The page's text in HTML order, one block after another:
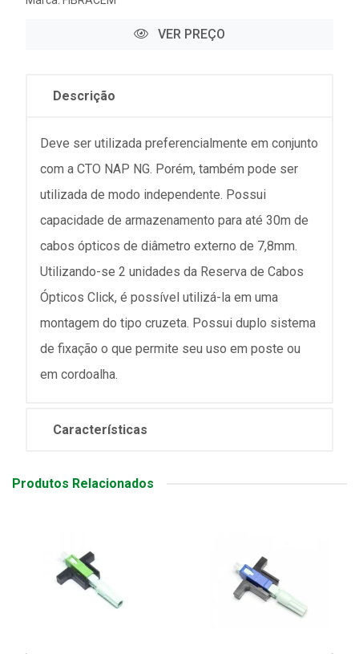
VER PREÇO
Descrição
Deve ser utilizada preferencialmente em conjunto
com a CTO NAP NG. Porém, também pode ser
utilizada de modo independente. Possui
capacidade de armazenamento para até 30m de
cabos ópticos de diâmetro externo de 7,8mm.
Utilizando-se 2 unidades da Reserva de Cabos
Ópticos Click, é possível utilizá-la em uma
montagem do tipo cruzeta. Possui duplo sistema
de fixação o que permite seu uso em poste ou
em cordoalha.
Características
Produtos Relacionados